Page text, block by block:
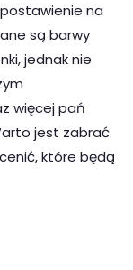
na
są barwy
jednak nie
więcej pań
jest zabrać
które będą